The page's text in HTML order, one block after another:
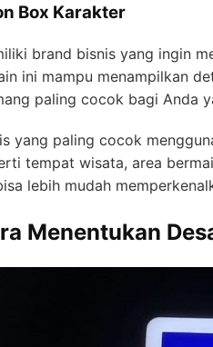
Box Karakter
brand bisnis yang ingin
ini mampu menampilkan
paling cocok bagi Anda
yang paling cocok
tempat wisata, area
lebih mudah
Menentukan